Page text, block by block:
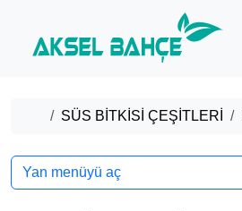
Home
SÜS BİTKİSİ ÇEŞİTLERİ
Yan menüyü aç